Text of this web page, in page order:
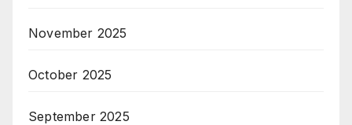
November 2025
October 2025
September 2025